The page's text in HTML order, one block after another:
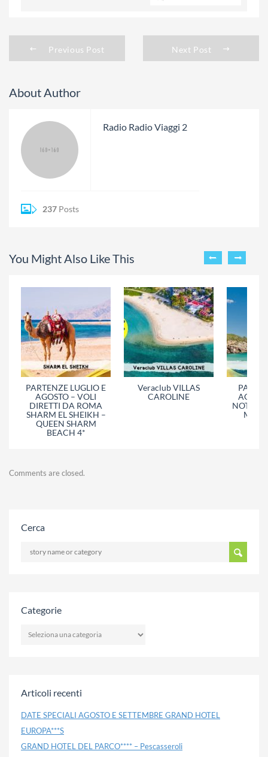
Previous Post Next Post
About Author
Radio Radio Viaggi 2
237 Posts
You Might Also Like This
PARTENZE LUGLIO E
AGOSTO – VOLI
DIRETTI DA ROMA
SHARM EL SHEIKH –
QUEEN SHARM
BEACH 4*
Veraclub VILLAS
CAROLINE
NOTTI –
Comments are closed.
Cerca
Categorie
Articoli recenti
DATE SPECIALI AGOSTO E SETTEMBRE GRAND HOTEL
EUROPA***S
GRAND HOTEL DEL PARCO**** – Pescasseroli